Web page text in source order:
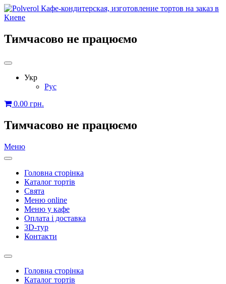
Тимчасово не працюємо
Укр
Рус
0.00 грн.
Тимчасово не працюємо
Меню
Головна сторінка
Каталог тортів
Свята
Меню online
Меню у кафе
Оплата і доставка
3D-тур
Контакти
Головна сторінка
Каталог тортів